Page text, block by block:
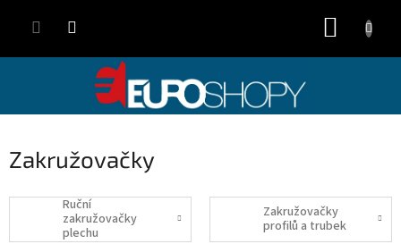
Zakružovačky
Ruční
zakružovačky
plechu
Zakružovačky
profilů a trubek